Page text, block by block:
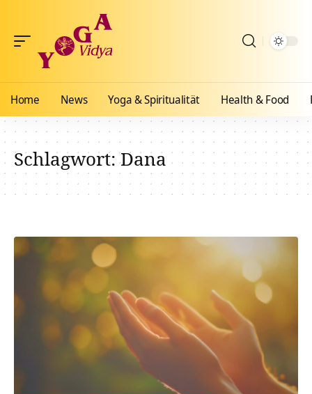
Home News Yoga & Spiritualität Health & Food
Schlagwort:Dana